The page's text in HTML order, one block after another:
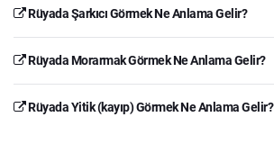
Rüyada Şarkıcı Görmek Ne Anlama Gelir?
Rüyada Morarmak Görmek Ne Anlama Gelir?
Rüyada Yitik (kayıp) Görmek Ne Anlama Gelir?